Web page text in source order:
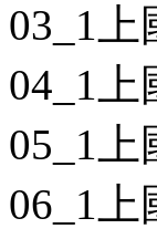
03_1
04_1
05_1
06_1